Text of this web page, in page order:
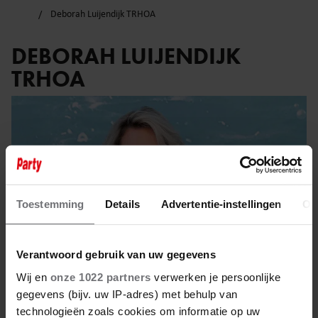
Toestemming Details Advertentie-instellingen
Verantwoord gebruik van uw gegevens
Wij en onze 1022 partners verwerken je persoonlijke
gegevens (bijv. uw IP-adres) met behulp van
technologieën zoals cookies om informatie op uw
Deborah Luijendijk TRHOA
DEBORAH LUIJENDIJK
TRHOA